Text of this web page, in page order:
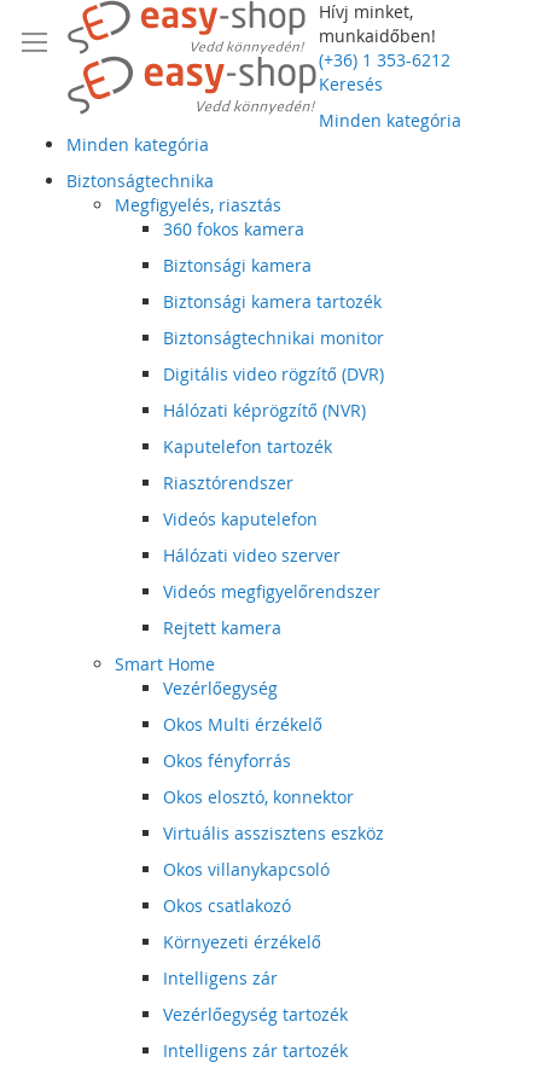
Hívj minket,
munkaidőben!
(+36) 1 353-6212
Keresés
Minden kategória
Minden kategória
Biztonságtechnika
Megfigyelés, riasztás
360 fokos kamera
Biztonsági kamera
Biztonsági kamera tartozék
Biztonságtechnikai monitor
Digitális video rögzítő (DVR)
Hálózati képrögzítő (NVR)
Kaputelefon tartozék
Riasztórendszer
Videós kaputelefon
Hálózati video szerver
Videós megfigyelőrendszer
Rejtett kamera
Smart Home
Vezérlőegység
Okos Multi érzékelő
Okos fényforrás
Okos elosztó, konnektor
Virtuális asszisztens eszköz
Okos villanykapcsoló
Okos csatlakozó
Környezeti érzékelő
Intelligens zár
Vezérlőegység tartozék
Intelligens zár tartozék